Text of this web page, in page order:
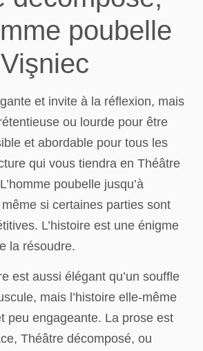
poubelle
et invite à la réflexion, mais
ou lourde pour être
et abordable pour tous les
qui vous tiendra en Théâtre
poubelle jusqu’à
si certaines parties sont
L’histoire est une énigme
la résoudre.
est aussi élégant qu’un souffle
mais l’histoire elle-même
peu engageante. La prose est
Théâtre décomposé, ou